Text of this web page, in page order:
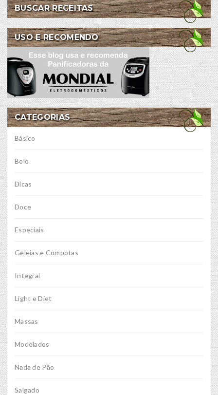
BUSCAR RECEITAS
USO E RECOMENDO
CATEGORIAS
Básico
Bolo
Dicas
Doce
Especiais
Geleias e Compotas
Integral
Light e Diet
Massas
Modelados
Nada de Pão
Salgado